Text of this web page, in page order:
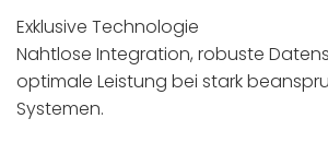
Exklusive Technologie
Nahtlose Integration, robuste
optimale Leistung bei stark
Systemen.